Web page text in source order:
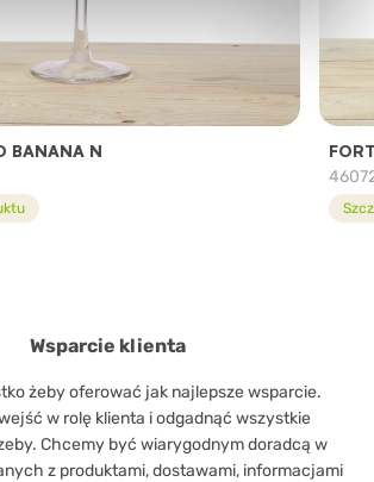
BANANA N
Wsparcie klienta
żeby oferować jak najlepsze wsparcie.
w rolę klienta i odgadnąć wszystkie
Chcemy być wiarygodnym doradcą w
z produktami, dostawami, informacjami